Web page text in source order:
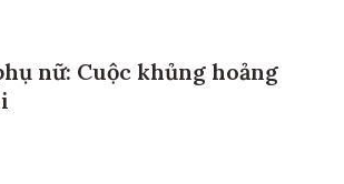
nữ: Cuộc khủng hoảng